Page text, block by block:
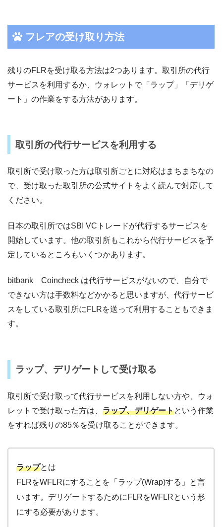
フレアの受け取り方法
残りのFLRを受け取る方法は2つあります。取引所の代行
サービスを利用するか、ウォレットで「ラップ」「デリゲ
ート」の作業をする方法があります。
取引所の代行サービスを利用する
取引所で受け取った方は取引所ごとに対応はまちまちなの
で、受け取った取引所の公式サイトをよく読んで対応して
ください。
日本の取引所ではSBI VCトレードが代行するサービスを
開始しています。他の取引所もこれから代行サービスを予
定しているところもいくつかあります。
bitbank Coincheck は代行サービスがないので、自分で
できない方は手数料などかかると思いますが、代行サービ
スをしている取引所にFLRを送って利用することもできま
す。
ラップ、デリゲートして受け取る
取引所で受け取って代行サービスを利用しない方や、ウォ
レットで受け取った方は、 ラップ、デリゲートという作業
をすれば残りの85％を受け取ることができます。
ラップとは
FLRをWFLRにすることを「ラップ(Wrap)する」と言
います。デリゲートするためにFLRをWFLRという形
にする必要があります。